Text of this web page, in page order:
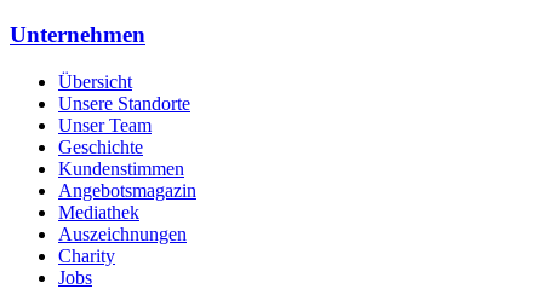
Unternehmen
Übersicht
Unsere Standorte
Unser Team
Geschichte
Kundenstimmen
Angebotsmagazin
Mediathek
Auszeichnungen
Charity
Jobs